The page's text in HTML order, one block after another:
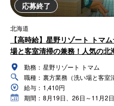
応募終了
北海道
【高時給】星野リゾート トマ
場と客室清掃の兼務！人気の北
勤務： 星野リゾート トマム
職種： 裏方業務（洗い場と客室
給与： 1,410円
期間： 8月19日、26日～11月2